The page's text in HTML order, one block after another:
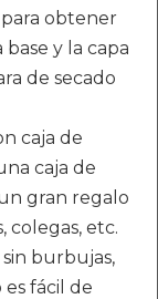
obtener
y la capa
de secado
caja de
caja de
gran regalo
colegas, etc.
burbujas,
es fácil de